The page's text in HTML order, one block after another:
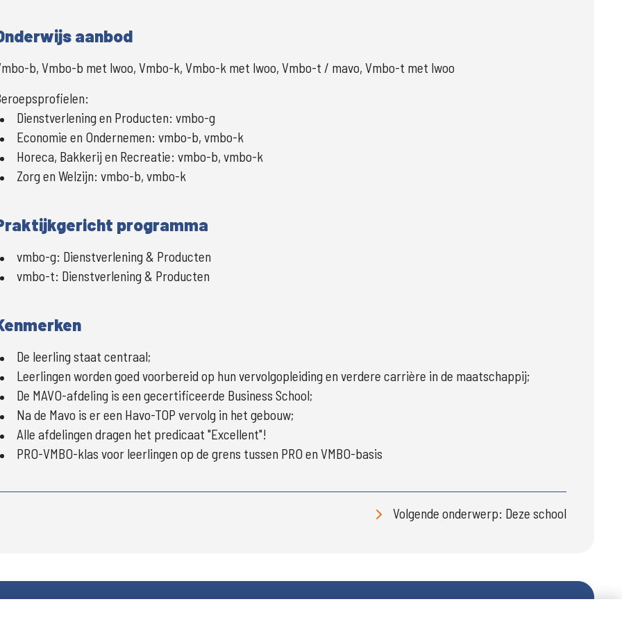
aanbod
b, Vmbo-b met lwoo, Vmbo-k, Vmbo-k met lwoo, Vmbo-t / mavo, Vmbo-t met lwoo
Dienstverlening en Producten: vmbo-g
Economie en Ondernemen: vmbo-b, vmbo-k
Horeca, Bakkerij en Recreatie: vmbo-b, vmbo-k
Zorg en Welzijn: vmbo-b, vmbo-k
programma
vmbo-g: Dienstverlening & Producten
vmbo-t: Dienstverlening & Producten
De leerling staat centraal;
Leerlingen worden goed voorbereid op hun vervolgopleiding en verdere carrière in de maatschappij;
De MAVO-afdeling is een gecertificeerde Business School;
Na de Mavo is er een Havo-TOP vervolg in het gebouw;
Alle afdelingen dragen het predicaat "Excellent"!
PRO-VMBO-klas voor leerlingen op de grens tussen PRO en VMBO-basis
Volgende onderwerp: Deze school